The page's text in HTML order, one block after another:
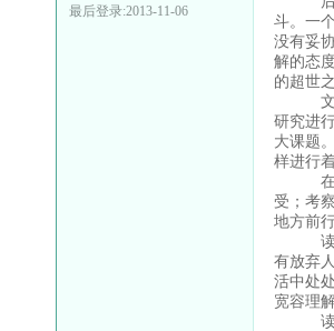
最后登录:2013-11-06
斗。一
没有妥
解的态
的超世
文革
研究进
大课题
样进行
在辞
受；考
地方前行
读此
有放弃
活中处
宽容理
读书